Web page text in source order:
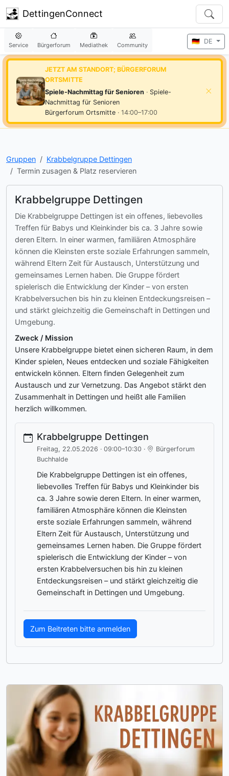
DettingenConnect
Service Bürgerforum Mediathek Community
🇩🇪 DE
JETZT AM STANDORT; BÜRGERFORUM
ORTSMITTE
Spiele-Nachmittag für Senioren · Spiele-
Nachmittag für Senioren
Bürgerforum Ortsmitte · 14:00–17:00
Gruppen
Krabbelgruppe Dettingen
Termin zusagen & Platz reservieren
Krabbelgruppe Dettingen
Die Krabbelgruppe Dettingen ist ein offenes, liebevolles
Treffen für Babys und Kleinkinder bis ca. 3 Jahre sowie
deren Eltern. In einer warmen, familiären Atmosphäre
können die Kleinsten erste soziale Erfahrungen sammeln,
während Eltern Zeit für Austausch, Unterstützung und
gemeinsames Lernen haben. Die Gruppe fördert
spielerisch die Entwicklung der Kinder – von ersten
Krabbelversuchen bis hin zu kleinen Entdeckungsreisen –
und stärkt gleichzeitig die Gemeinschaft in Dettingen und
Umgebung.
Zweck / Mission
Unsere Krabbelgruppe bietet einen sicheren Raum, in dem
Kinder spielen, Neues entdecken und soziale Fähigkeiten
entwickeln können. Eltern finden Gelegenheit zum
Austausch und zur Vernetzung. Das Angebot stärkt den
Zusammenhalt in Dettingen und heißt alle Familien
herzlich willkommen.
Krabbelgruppe Dettingen
Freitag, 22.05.2026 · 09:00–10:30 ·
Bürgerforum
Buchhalde
Die Krabbelgruppe Dettingen ist ein offenes,
liebevolles Treffen für Babys und Kleinkinder bis
ca. 3 Jahre sowie deren Eltern. In einer warmen,
familiären Atmosphäre können die Kleinsten
erste soziale Erfahrungen sammeln, während
Eltern Zeit für Austausch, Unterstützung und
gemeinsames Lernen haben. Die Gruppe fördert
spielerisch die Entwicklung der Kinder – von
ersten Krabbelversuchen bis hin zu kleinen
Entdeckungsreisen – und stärkt gleichzeitig die
Gemeinschaft in Dettingen und Umgebung.
Zum Beitreten bitte anmelden